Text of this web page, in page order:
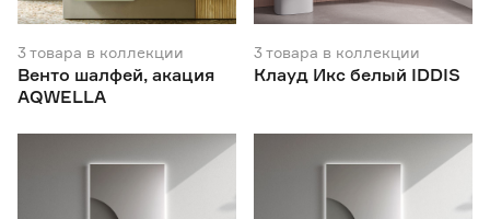
3товара в коллекции
Венто шалфей, акация
AQWELLA
3товара в коллекции
Клауд Икс белый IDDIS